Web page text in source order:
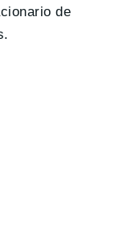
de